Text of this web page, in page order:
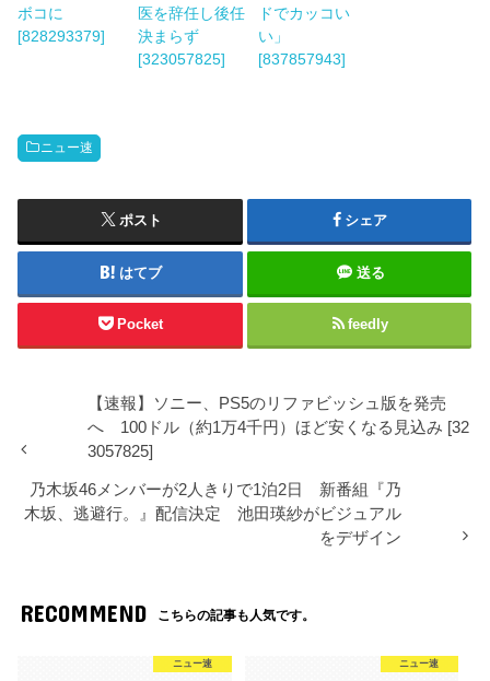
ボコに
[828293379]
医を辞任し後任
決まらず
[323057825]
ドでカッコい
い」
[837857943]
ニュー速
ポスト シェア
はてブ 送る
Pocket feedly
【速報】ソニー、PS5のリファビッシュ版を発売
へ 100ドル（約1万4千円）ほど安くなる見込み [32
3057825]
乃木坂46メンバーが2人きりで1泊2日 新番組『乃
木坂、逃避行。』配信決定 池田瑛紗がビジュアル
をデザイン
RECOMMEND こちらの記事も人気です。
ニュー速 ニュー速